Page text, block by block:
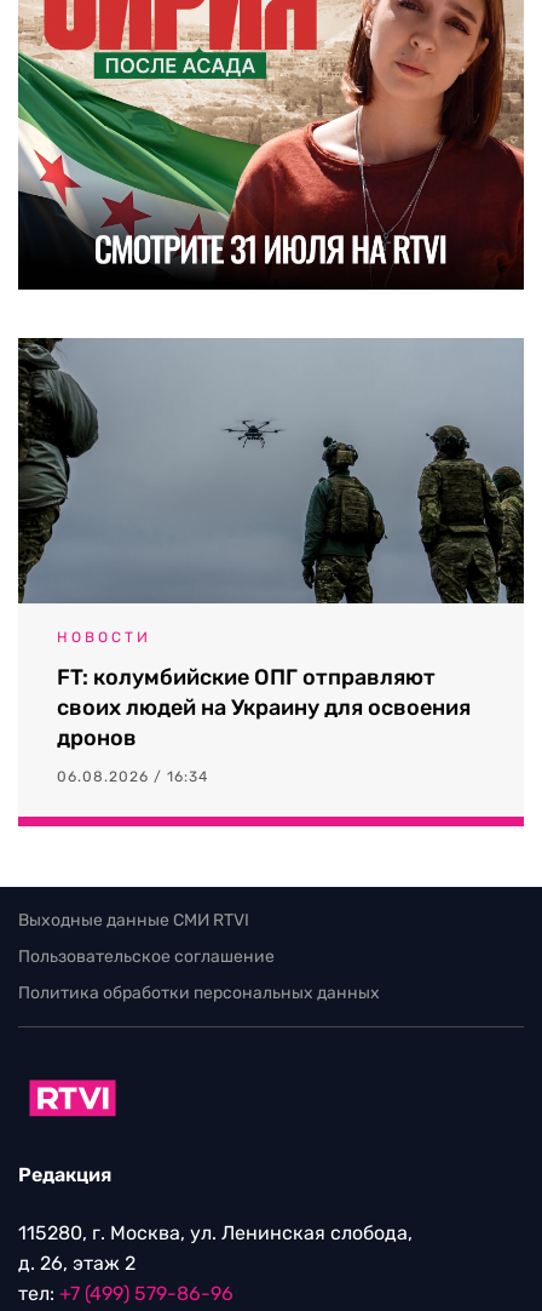
НОВОСТИ
FT: колумбийские ОПГ отправляют
своих людей на Украину для освоения
дронов
06.08.2026 / 16:34
Выходные данные СМИ RTVI
Пользовательское соглашение
Политика обработки персональных данных
Редакция
115280, г. Москва, ул. Ленинская слобода,
д. 26, этаж 2
тел: +7 (499) 579-86-96